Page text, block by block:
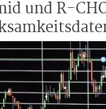
und R-